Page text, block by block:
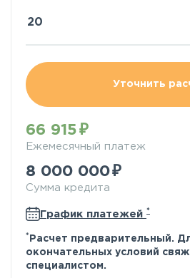
Уточнить
66 915
Ежемесячный платеж
8 000 000
Сумма кредита
График платежей *
* Расчет предварительный.
окончательных условий
специалистом.